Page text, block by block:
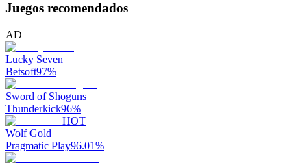
Juegos recomendados
AD
Lucky Seven
Betsoft97%
Sword of Shoguns
Thunderkick96%
HOT
Wolf Gold
Pragmatic Play96.01%